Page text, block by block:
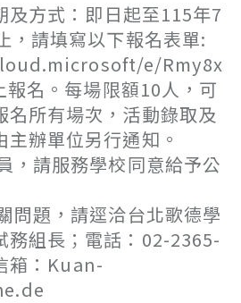
方式：即日起至115年7
，請填寫以下報名表單:
e/Rmy8x
名。每場限額10人，可
名所有場次，活動錄取及
辦單位另行通知。
，請服務學校同意給予公
問題，請逕洽台北歌德學
務組長；電話：02-2365-
箱：Kuan-